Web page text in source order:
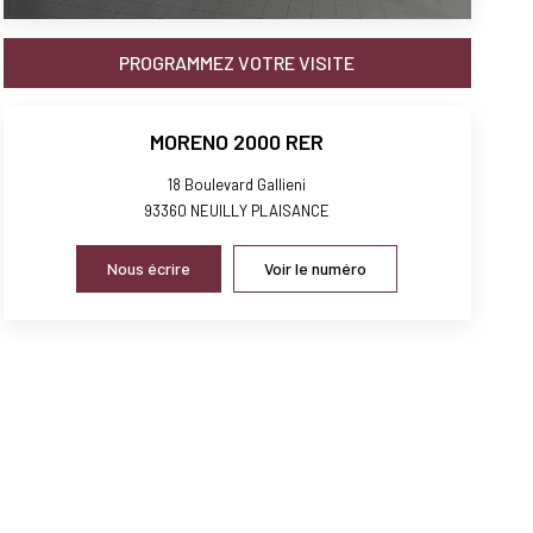
PROGRAMMEZ VOTRE VISITE
MORENO 2000 RER
18 Boulevard Gallieni
93360 NEUILLY PLAISANCE
Nous écrire Voir le numéro